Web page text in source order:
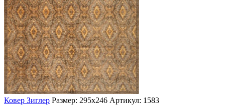
Ковер Зиглер Размер: 295х246 Артикул: 1583